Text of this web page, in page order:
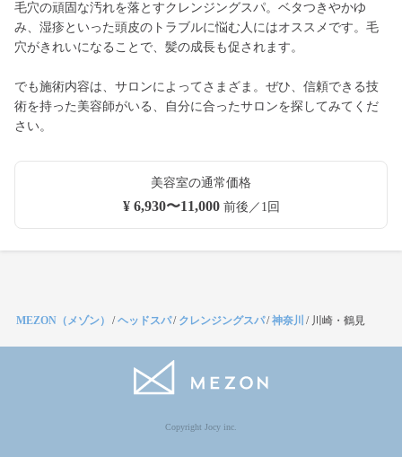
毛穴の頑固な汚れを落とすクレンジングスパ。ベタつきやかゆ
み、湿疹といった頭皮のトラブルに悩む人にはオススメです。毛
穴がきれいになることで、髪の成長も促されます。
でも施術内容は、サロンによってさまざま。ぜひ、信頼できる技
術を持った美容師がいる、自分に合ったサロンを探してみてくだ
さい。
美容室の通常価格
¥ 6,930〜11,000前後／1回
MEZON（メゾン） /ヘッドスパ/ クレンジングスパ/神奈川 / 川崎・鶴見
Copyright Jocy inc.